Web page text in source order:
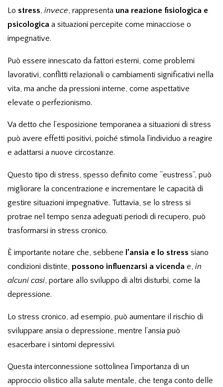
Lo stress, invece, rappresenta una reazione fisiologica e
psicologica a situazioni percepite come minacciose o
impegnative.
Può essere innescato da fattori esterni, come problemi
lavorativi, conflitti relazionali o cambiamenti significativi nella
vita, ma anche da pressioni interne, come aspettative
elevate o perfezionismo.
Va detto che l’esposizione temporanea a situazioni di stress
può avere effetti positivi, poiché stimola l’individuo a reagire
e adattarsi a nuove circostanze.
Questo tipo di stress, spesso definito come “eustress”, può
migliorare la concentrazione e incrementare le capacità di
gestire situazioni impegnative. Tuttavia, se lo stress si
protrae nel tempo senza adeguati periodi di recupero, può
trasformarsi in stress cronico.
È importante notare che, sebbene l’ansia e lo stress siano
condizioni distinte, possono influenzarsi a vicenda e, in
alcuni casi, portare allo sviluppo di altri disturbi, come la
depressione.
Lo stress cronico, ad esempio, può aumentare il rischio di
sviluppare ansia o depressione, mentre l’ansia può
esacerbare i sintomi depressivi.
Questa interconnessione sottolinea l’importanza di un
approccio olistico alla salute mentale, che tenga conto delle